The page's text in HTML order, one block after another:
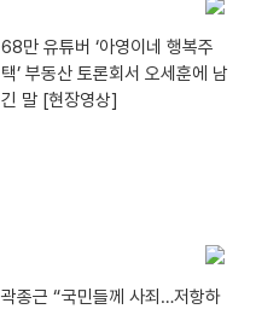
68만 유튜버 ‘아영이네 행복주
택’ 부동산 토론회서 오세훈에 남
긴 말 [현장영상]
곽종근 “국민들께 사죄…저항하